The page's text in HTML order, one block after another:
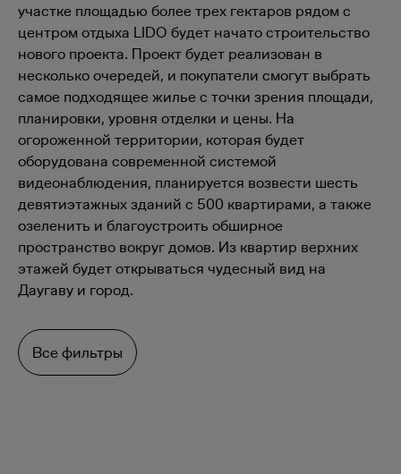
участке площадью более трех гектаров рядом с
центром отдыха LIDO будет начато строительство
нового проекта. Проект будет реализован в
несколько очередей, и покупатели смогут выбрать
самое подходящее жилье с точки зрения площади,
планировки, уровня отделки и цены. На
огороженной территории, которая будет
оборудована современной системой
видеонаблюдения, планируется возвести шесть
девятиэтажных зданий с 500 квартирами, а также
озеленить и благоустроить обширное
пространство вокруг домов. Из квартир верхних
этажей будет открываться чудесный вид на
Даугаву и город.
Все фильтры